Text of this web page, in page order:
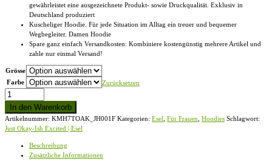
gewährleistet eine ausgezeichnete Produkt- sowie Druckqualität. Exklusiv in
Deutschland produziert
Kuscheliger Hoodie. Für jede Situation im Alltag ein treuer und bequemer
Wegbegleiter. Damen Hoodie
Spare ganz einfach Versandkosten: Kombiniere kostengünstig mehrere Artikel und
zahle nur einmal Versand!
Grösse
Farbe
Zurücksetzen
Just
Okay-
Ish
Excited
|
In den Warenkorb
Artikelnummer: KMH7TOAK_JH001F Kategorien: Esel, Für Frauen, Hoodies Schlagwort:
Just Okay-Ish Excited | Esel
Beschreibung
Zusätzliche Informationen